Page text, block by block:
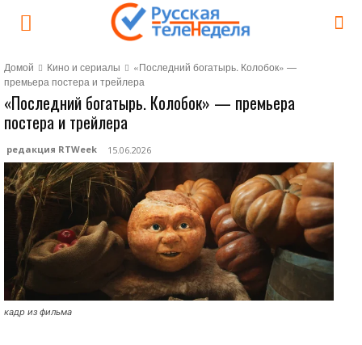
Домой Кино и сериалы
«Последний богатырь. Колобок» —
премьера постера и трейлера
«Последний богатырь. Колобок» — премьера
постера и трейлера
редакция RTWeek 15.06.2026
кадр из фильма